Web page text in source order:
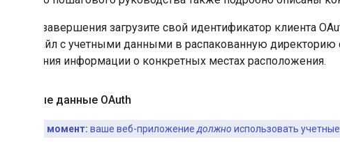
После завершения загрузите свой идентификатор клиента
этот файл с учетными данными в распакованную
получения информации о конкретных местах расположения.
Учетные данные OAuth
Ключевой момент: ваше веб-приложение должно использовать